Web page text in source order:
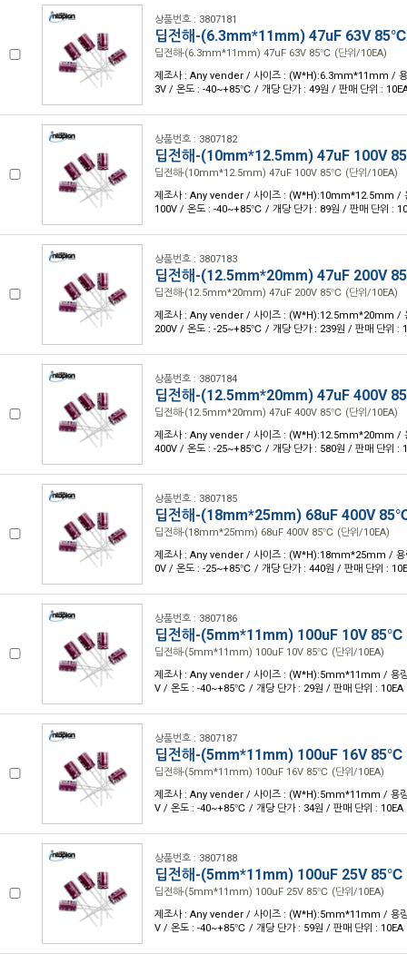
상품번호 : 3807181
딥전해-(6.3mm*11mm) 47uF 63V
딥전해-(6.3mm*11mm) 47uF 63V 85℃ (단위/10EA)
제조사 : Any vender / 사이즈 : (W*H):6.3mm*11mm /
3V / 온도 : -40~+85℃ / 개당 단가 : 49원 / 판매 단위 :
상품번호 : 3807182
딥전해-(10mm*12.5mm) 47uF 100V
딥전해-(10mm*12.5mm) 47uF 100V 85℃ (단위/10EA)
제조사 : Any vender / 사이즈 : (W*H):10mm*12.5mm /
100V / 온도 : -40~+85℃ / 개당 단가 : 89원 / 판매 단위 :
상품번호 : 3807183
딥전해-(12.5mm*20mm) 47uF 200V
딥전해-(12.5mm*20mm) 47uF 200V 85℃ (단위/10EA)
제조사 : Any vender / 사이즈 : (W*H):12.5mm*20mm /
200V / 온도 : -25~+85℃ / 개당 단가 : 239원 / 판매 단위 :
상품번호 : 3807184
딥전해-(12.5mm*20mm) 47uF 400V
딥전해-(12.5mm*20mm) 47uF 400V 85℃ (단위/10EA)
제조사 : Any vender / 사이즈 : (W*H):12.5mm*20mm /
400V / 온도 : -25~+85℃ / 개당 단가 : 580원 / 판매 단위 :
상품번호 : 3807185
딥전해-(18mm*25mm) 68uF 400V
딥전해-(18mm*25mm) 68uF 400V 85℃ (단위/10EA)
제조사 : Any vender / 사이즈 : (W*H):18mm*25mm / 용
0V / 온도 : -25~+85℃ / 개당 단가 : 440원 / 판매 단위 :
상품번호 : 3807186
딥전해-(5mm*11mm) 100uF 10V 85℃
딥전해-(5mm*11mm) 100uF 10V 85℃ (단위/10EA)
제조사 : Any vender / 사이즈 : (W*H):5mm*11mm / 용
V / 온도 : -40~+85℃ / 개당 단가 : 29원 / 판매 단위 : 10EA
상품번호 : 3807187
딥전해-(5mm*11mm) 100uF 16V 85℃
딥전해-(5mm*11mm) 100uF 16V 85℃ (단위/10EA)
제조사 : Any vender / 사이즈 : (W*H):5mm*11mm / 용
V / 온도 : -40~+85℃ / 개당 단가 : 34원 / 판매 단위 : 10EA
상품번호 : 3807188
딥전해-(5mm*11mm) 100uF 25V 85℃
딥전해-(5mm*11mm) 100uF 25V 85℃ (단위/10EA)
제조사 : Any vender / 사이즈 : (W*H):5mm*11mm / 용
V / 온도 : -40~+85℃ / 개당 단가 : 59원 / 판매 단위 : 10EA